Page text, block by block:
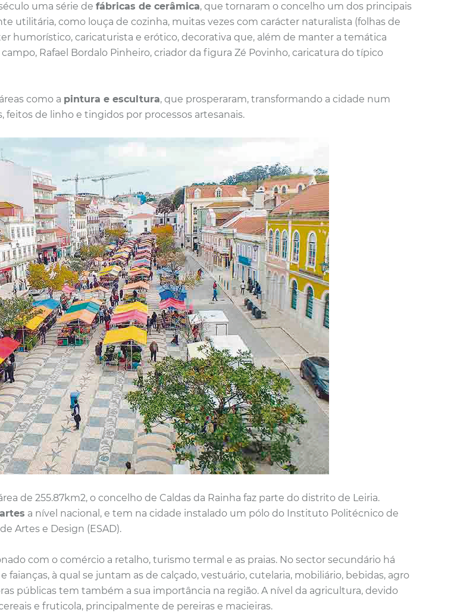
uma série de fábricas de cerâmica, que tornaram o concelho um dos principais
utilitária, como louça de cozinha, muitas vezes com carácter naturalista (folhas de
humorístico, caricaturista e erótico, decorativa que, além de manter a temática
Rafael Bordalo Pinheiro, criador da figura Zé Povinho, caricatura do típico
como a pintura e escultura, que prosperaram, transformando a cidade num
feitos de linho e tingidos por processos artesanais.
de 255.87km2, o concelho de Caldas da Rainha faz parte do distrito de Leiria.
a nível nacional, e tem na cidade instalado um pólo do Instituto Politécnico de
Artes e Design (ESAD).
com o comércio a retalho, turismo termal e as praias. No sector secundário há
à qual se juntam as de calçado, vestuário, cutelaria, mobiliário, bebidas, agro
públicas tem também a sua importância na região. A nível da agricultura, devido
e fruticola, principalmente de pereiras e macieiras.